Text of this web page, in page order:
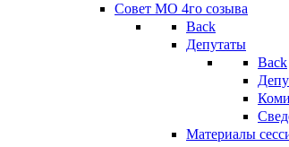
Совет МО 4го созыва
Back
Депутаты
Back
Материалы